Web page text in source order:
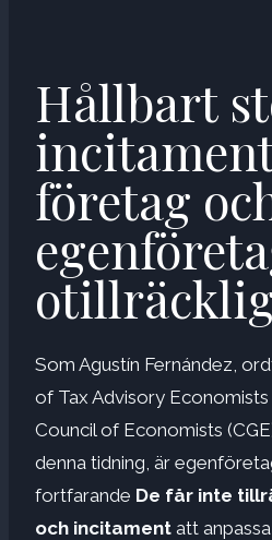
Hållbart
företag
Som Agustín Fernández,
of Tax Advisory Economists
Council of Economists
denna tidning, är
fortfarande De får inte
och incitament att